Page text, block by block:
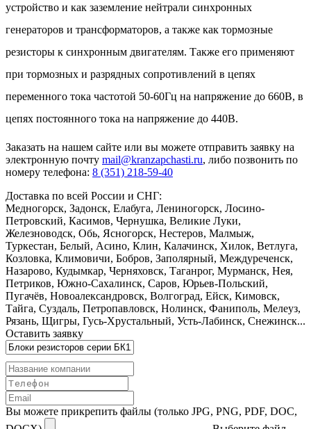
устройство и как заземление нейтрали синхронных
генераторов и трансформаторов, а также как тормозные
резисторы к синхронным двигателям. Также его применяют
при тормозных и разрядных сопротивлений в цепях
переменного тока частотой 50-60Гц на напряжение до 660В, в
цепях постоянного тока на напряжение до 440В.
Заказать на нашем сайте или вы можете отправить заявку на
электронную почту mail@kranzapchasti.ru, либо позвонить по
номеру телефона: 8 (351) 218-59-40
Доставка по всей России и СНГ:
Медногорск, Задонск, Елабуга, Лениногорск, Лосино-
Петровский, Касимов, Чернушка, Великие Луки,
Железноводск, Обь, Ясногорск, Нестеров, Малмыж,
Туркестан, Белый, Асино, Клин, Калачинск, Хилок, Ветлуга,
Козловка, Климовичи, Бобров, Заполярный, Междуреченск,
Назарово, Кудымкар, Черняховск, Таганрог, Мурманск, Нея,
Петриков, Южно-Сахалинск, Саров, Юрьев-Польский,
Пугачёв, Новоалександровск, Волгоград, Ейск, Кимовск,
Тайга, Суздаль, Петропавловск, Нолинск, Фаниполь, Мелеуз,
Рязань, Щигры, Гусь-Хрустальный, Усть-Лабинск, Снежинск...
Оставить заявку
Вы можете прикрепить файлы (только JPG, PNG, PDF, DOC,